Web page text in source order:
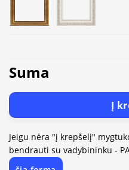
Suma
Į
Jeigu nėra "į krepšelį"
bendrauti su vadybininku -